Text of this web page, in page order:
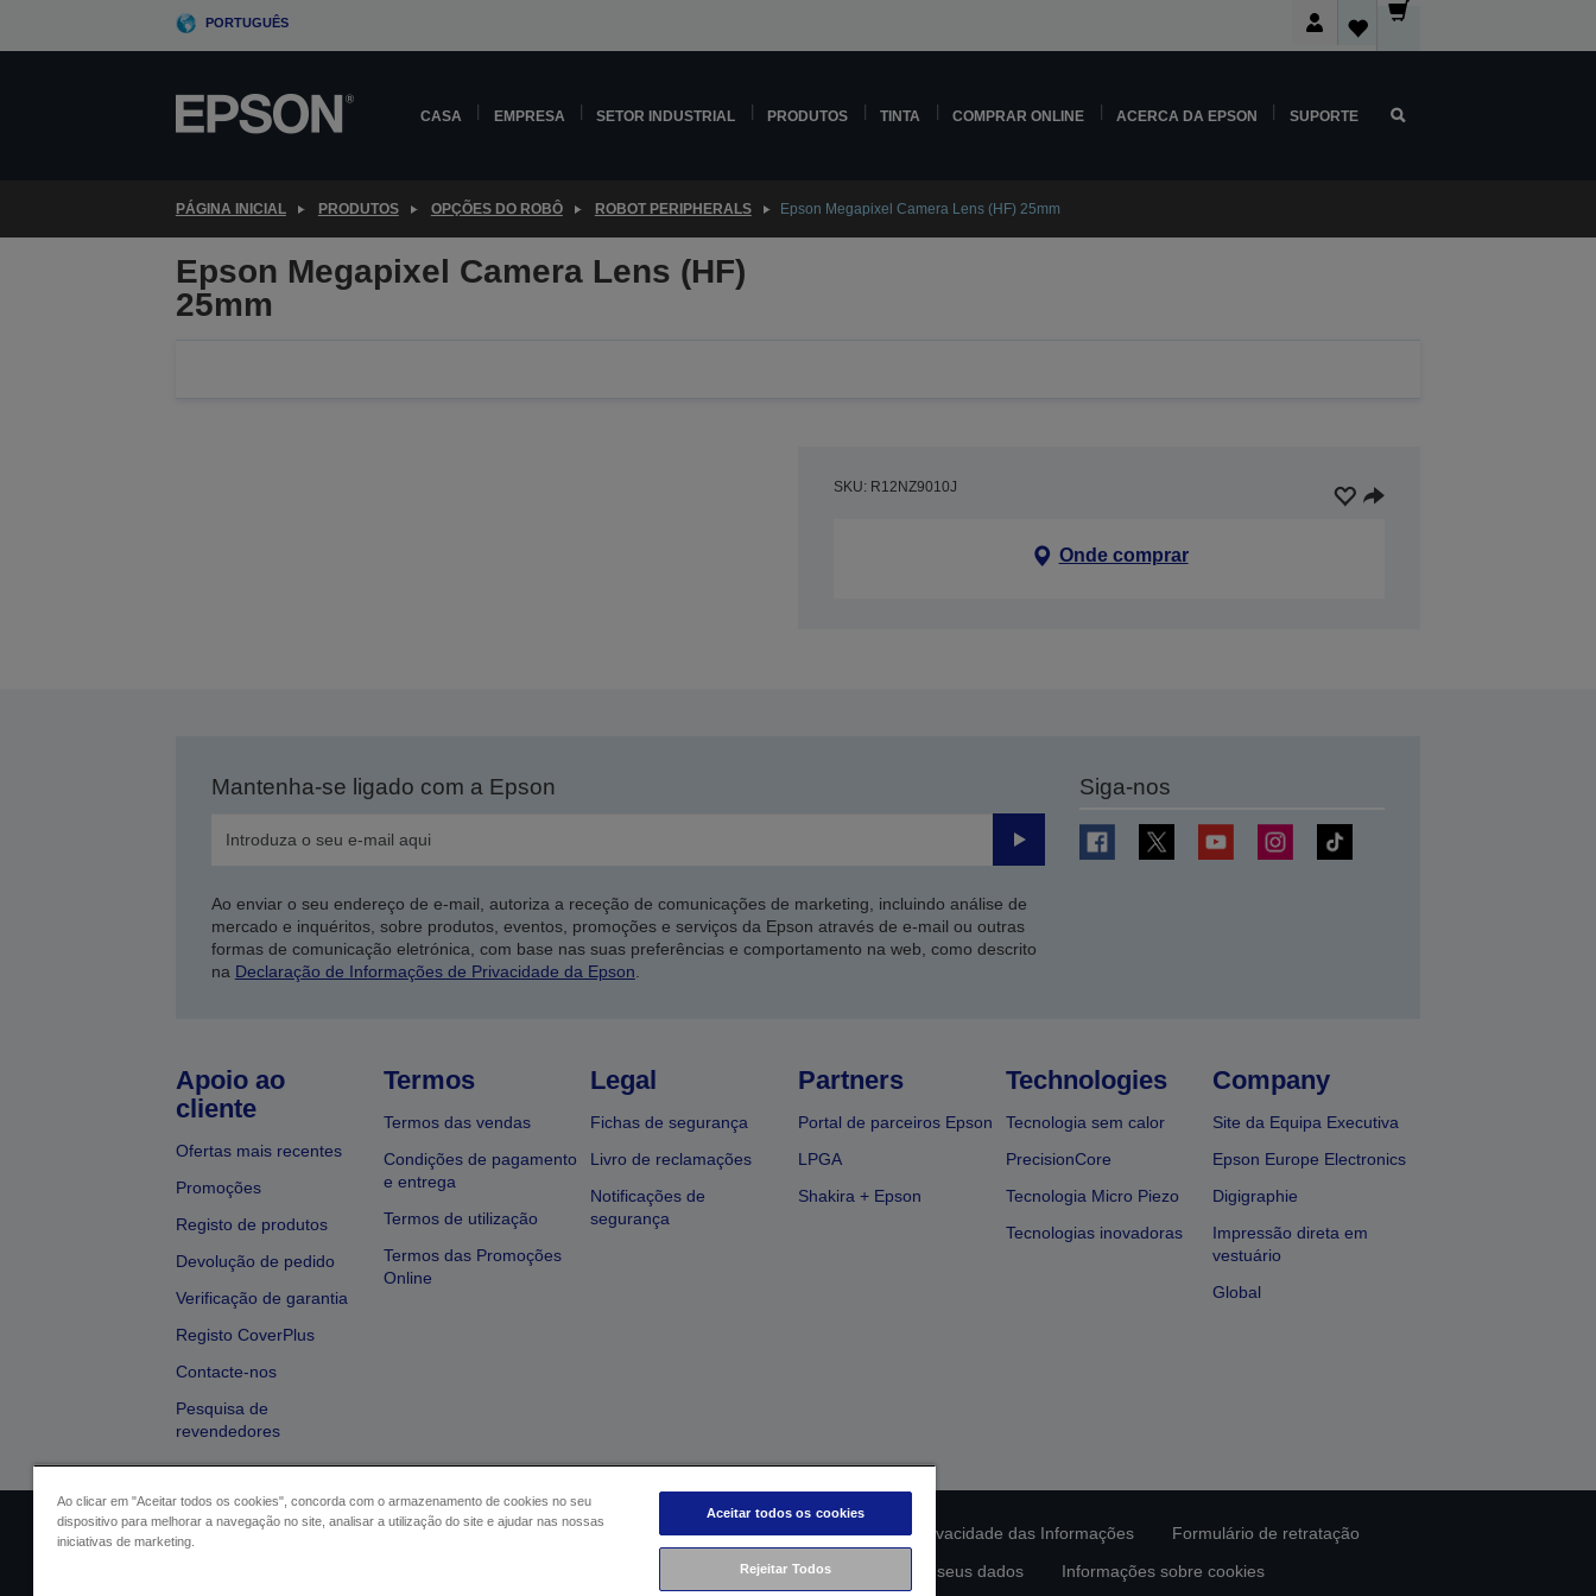
PORTUGUÊS
CASA EMPRESA SETOR INDUSTRIAL PRODUTOS TINTA COMPRAR ONLINE ACERCA DA EPSON SUPORTE
PÁGINA INICIAL PRODUTOS OPÇÕES DO ROBÔ ROBOT PERIPHERALS Epson Megapixel Camera Lens (HF) 25mm
Epson Megapixel Camera Lens (HF)
25mm
SKU: R12NZ9010J
Onde comprar
Mantenha-se ligado com a Epson
Enviar
Ao enviar o seu endereço de e-mail, autoriza a receção de comunicações de marketing, incluindo análise de
mercado e inquéritos, sobre produtos, eventos, promoções e serviços da Epson através de e-mail ou outras
formas de comunicação eletrónica, com base nas suas preferências e comportamento na web, como descrito
na Declaração de Informações de Privacidade da Epson
Siga-nos
Apoio ao
cliente
Ofertas mais recentes
Promoções
Registo de produtos
Devolução de pedido
Verificação de garantia
Registo CoverPlus
Contacte-nos
Pesquisa de
revendedores
Termos
Termos das vendas
Condições de pagamento
e entrega
Termos de utilização
Termos das Promoções
Online
Legal
Fichas de segurança
Livro de reclamações
Notificações de
segurança
Partners
Portal de parceiros Epson
LPGA
Shakira + Epson
Technologies
Tecnologia sem calor
PrecisionCore
Tecnologia Micro Piezo
Tecnologias inovadoras
Company
Site da Equipa Executiva
Epson Europe Electronics
Digigraphie
Impressão direta em
vestuário
Global
Identificação do vendedor Identificação da conformidade do produto Declaração de Privacidade das Informações
Formulário de retratação
Contacte-nos sobre os seus dados Informações sobre cookies
Ao clicar em "Aceitar todos os cookies", concorda com o armazenamento de cookies no seu
dispositivo para melhorar a navegação no site, analisar a utilização do site e ajudar nas nossas
iniciativas de marketing.
Aceitar todos os cookies
Rejeitar Todos